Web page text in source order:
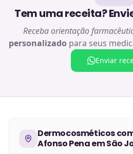
Tem uma receita?
Receba orientação
personalizado para seus
Enviar
Dermocosméticos
Afonso Pena em São